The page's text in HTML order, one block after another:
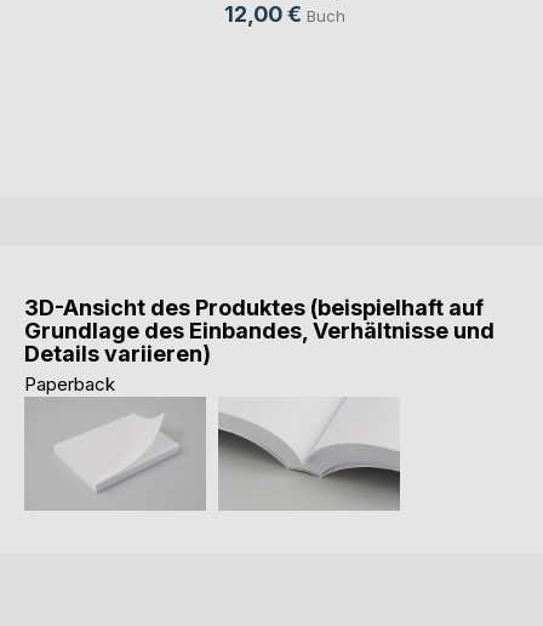
12,00 € Buch
3D-Ansicht des Produktes (beispielhaft auf
Grundlage des Einbandes, Verhältnisse und
Details variieren)
Paperback